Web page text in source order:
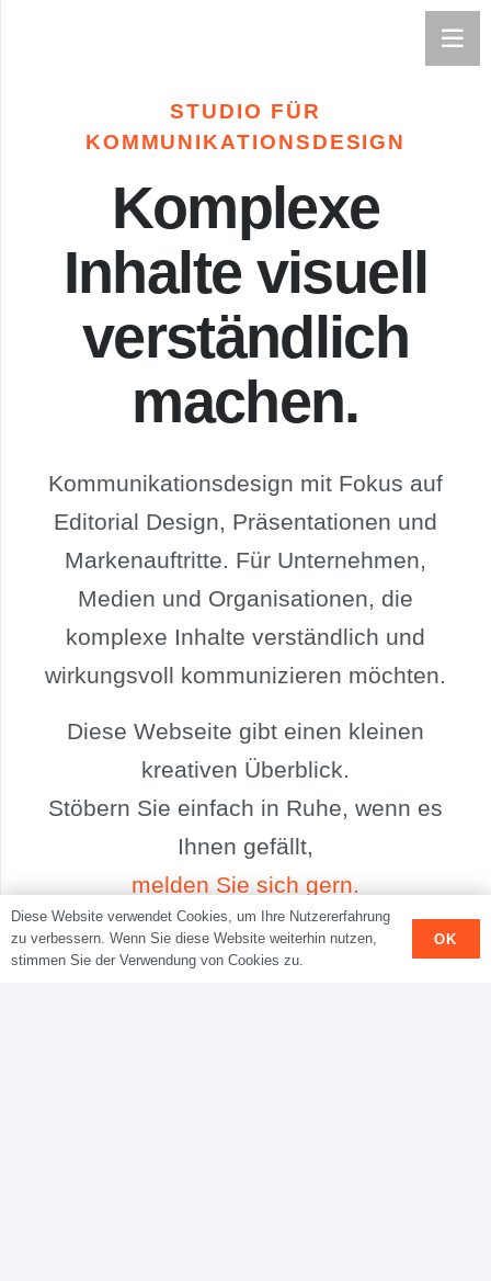
STUDIO FÜR
KOMMUNIKATIONSDESIGN
Komplexe
Inhalte visuell
verständlich
machen.
Kommunikationsdesign mit Fokus auf
Editorial Design, Präsentationen und
Markenauftritte. Für Unternehmen,
Medien und Organisationen, die
komplexe Inhalte verständlich und
wirkungsvoll kommunizieren möchten.
Diese Webseite gibt einen kleinen
kreativen Überblick.
Stöbern Sie einfach in Ruhe, wenn es
Ihnen gefällt,
melden Sie sich gern.
EDITORIAL DESIGN|PRÄSENTATIONEN|
Diese Website verwendet Cookies, um Ihre Nutzererfahrung
zu verbessern. Wenn Sie diese Website weiterhin nutzen,
stimmen Sie der Verwendung von Cookies zu.
OK